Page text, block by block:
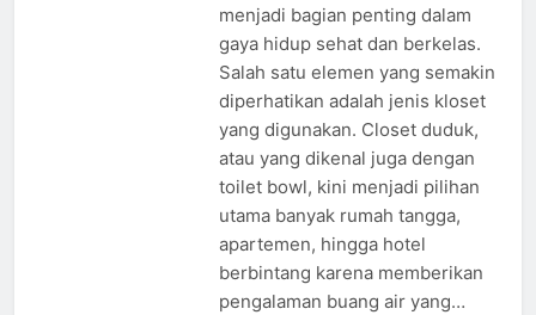
menjadi bagian penting dalam
gaya hidup sehat dan berkelas.
Salah satu elemen yang semakin
diperhatikan adalah jenis kloset
yang digunakan. Closet duduk,
atau yang dikenal juga dengan
toilet bowl, kini menjadi pilihan
utama banyak rumah tangga,
apartemen, hingga hotel
berbintang karena memberikan
pengalaman buang air yang…